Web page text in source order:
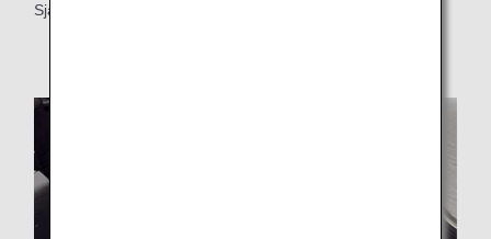
Självständigt sittplats med dörr för åtskiljdhet